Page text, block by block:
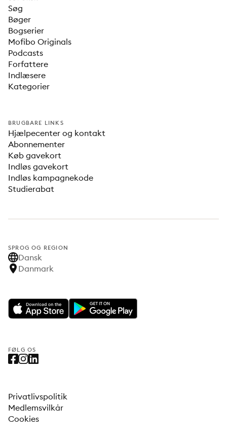
Søg
Bøger
Bogserier
Mofibo Originals
Podcasts
Forfattere
Indlæsere
Kategorier
BRUGBARE LINKS
Hjælpecenter og kontakt
Abonnementer
Køb gavekort
Indløs gavekort
Indløs kampagnekode
Studierabat
SPROG OG REGION
Dansk
Danmark
FØLG OS
Privatlivspolitik
Medlemsvilkår
Cookies